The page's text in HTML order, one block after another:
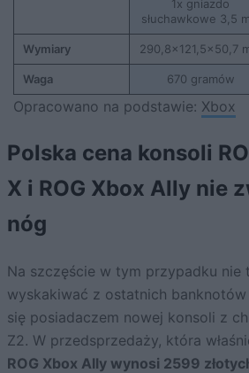
1x gniazdo
słuchawkowe 3,5
Wymiary 290,8×121,5×50,7
Waga 670 gramów
Opracowano na podstawie: Xbox
Polska cena konsoli
X i ROG Xbox Ally nie
nóg
Na szczęście w tym przypadku nie
wyskakiwać z ostatnich
się posiadaczem nowej konsoli z
Z2. W przedsprzedaży, która
ROG Xbox Ally wynosi 2599